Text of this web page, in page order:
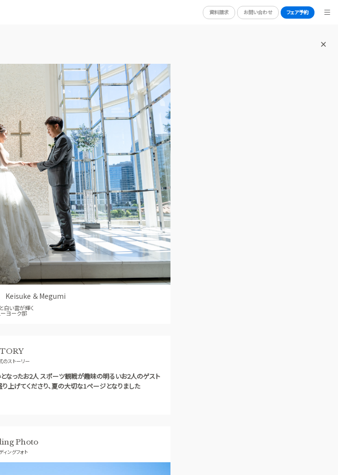
資料請求 お問い合わせ フェア予約
TOP
トップ
BRIDAL FAIR
ブライダルフェア
FAIR INFO
ブライダルフェアの魅力をご案内
WEDDING REPORT
体験者レポート
PHOTO GALLERY
フォトギャラリー
PLAN
プラン
CEREMONY
挙式
PARTY
披露宴会場
CUISINE
料理
DRESS
ドレス
CONCEPT
コンセプト
ACCESS
アクセス
GUEST
ご列席者の皆さまへ
QA
よくあるご質問
SUPPORT
お手伝い
Keisuke ＆ Megumi
白い雲が輝く
ーヨーク邸
のストーリー
なったお2人 スポーツ観戦が趣味の明るいお2人のゲスト
上げてくださり、夏の大切な1ページとなりました
Photo
ィングフォト